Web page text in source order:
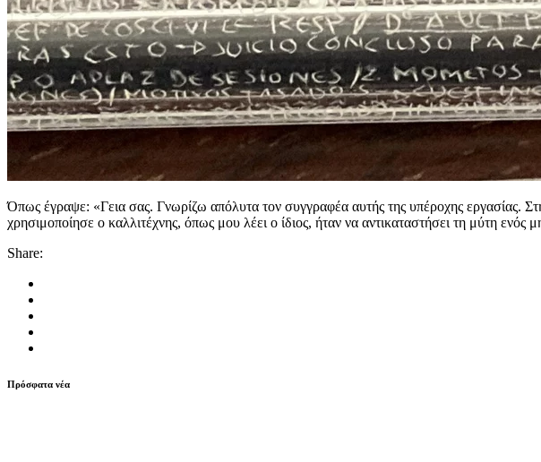
Όπως έγραψε: «Γεια σας. Γνωρίζω απόλυτα τον συγγραφέα αυτής της υπέροχης εργασίας.
χρησιμοποίησε ο καλλιτέχνης, όπως μου λέει ο ίδιος, ήταν να αντικαταστήσει τη μύτη
Share:
Πρόσφατα νέα